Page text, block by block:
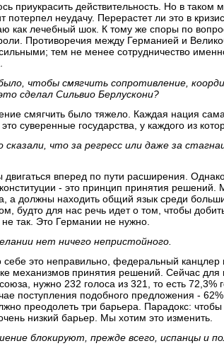
приукрасить действительность. Но в таком
потерпел неудачу. Перерастет ли это в
как лечебный шок. К тому же споры по
Противоречия между Германией и
тем не менее сотрудничество
чтобы смягчить сопротивление,
сделал Сильвио Берлускони?
смягчить было тяжело. Каждая нация
суверенные государства, у каждого из
сказали, что за регресс или даже за
вперед по пути расширения. Однако
- это принцип принятия
а должны находить общий язык среди
будто для нас речь идет о том, чтобы
так. Это Германии не нужно.
нет ничего непристойного.
это неправильно, федеральный канцлер
механизмов принятия решений. Сейчас
нужно 232 голоса из 321, то есть 72,3%
поступления подобного предложения -
преодолеть три барьера. Парадокс: чтобы
низкий барьер. Мы хотим это изменить.
блокируют, прежде всего, испанцы и